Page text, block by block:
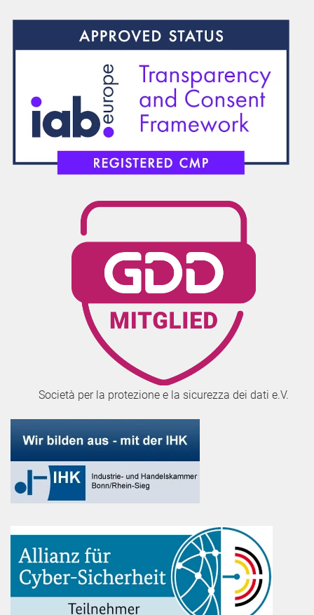
Società per la protezione e la sicurezza dei dati e.V.